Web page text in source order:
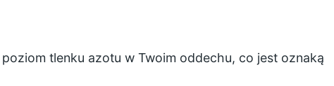
tlenku azotu w Twoim oddechu, co jest oznaką